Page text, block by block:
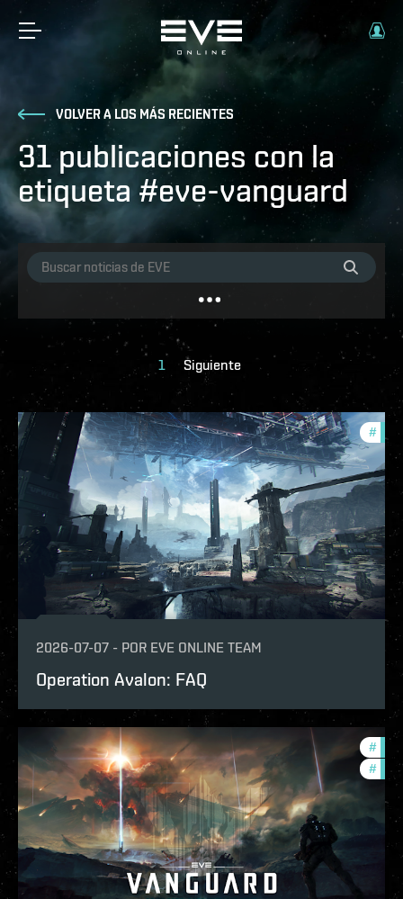
VOLVER A LOS MÁS RECIENTES
31 publicaciones con la
etiqueta #eve-vanguard
1 Siguiente
#
2026-07-07 - POR EVE ONLINE TEAM
Operation Avalon: FAQ
#
# in-